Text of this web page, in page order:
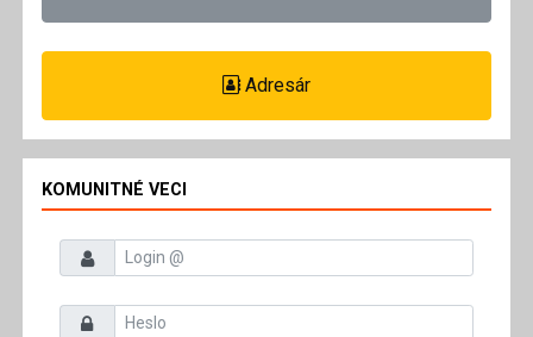
Adresár
KOMUNITNÉ VECI
Prihlasovacie meno
Heslo